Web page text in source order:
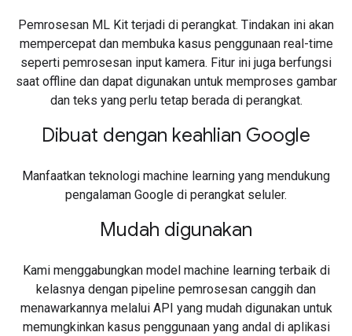
Pemrosesan ML Kit terjadi di perangkat. Tindakan ini akan
mempercepat dan membuka kasus penggunaan real-time
seperti pemrosesan input kamera. Fitur ini juga berfungsi
saat offline dan dapat digunakan untuk memproses gambar
dan teks yang perlu tetap berada di perangkat.
Dibuat dengan keahlian Google
Manfaatkan teknologi machine learning yang mendukung
pengalaman Google di perangkat seluler.
Mudah digunakan
Kami menggabungkan model machine learning terbaik di
kelasnya dengan pipeline pemrosesan canggih dan
menawarkannya melalui API yang mudah digunakan untuk
memungkinkan kasus penggunaan yang andal di aplikasi